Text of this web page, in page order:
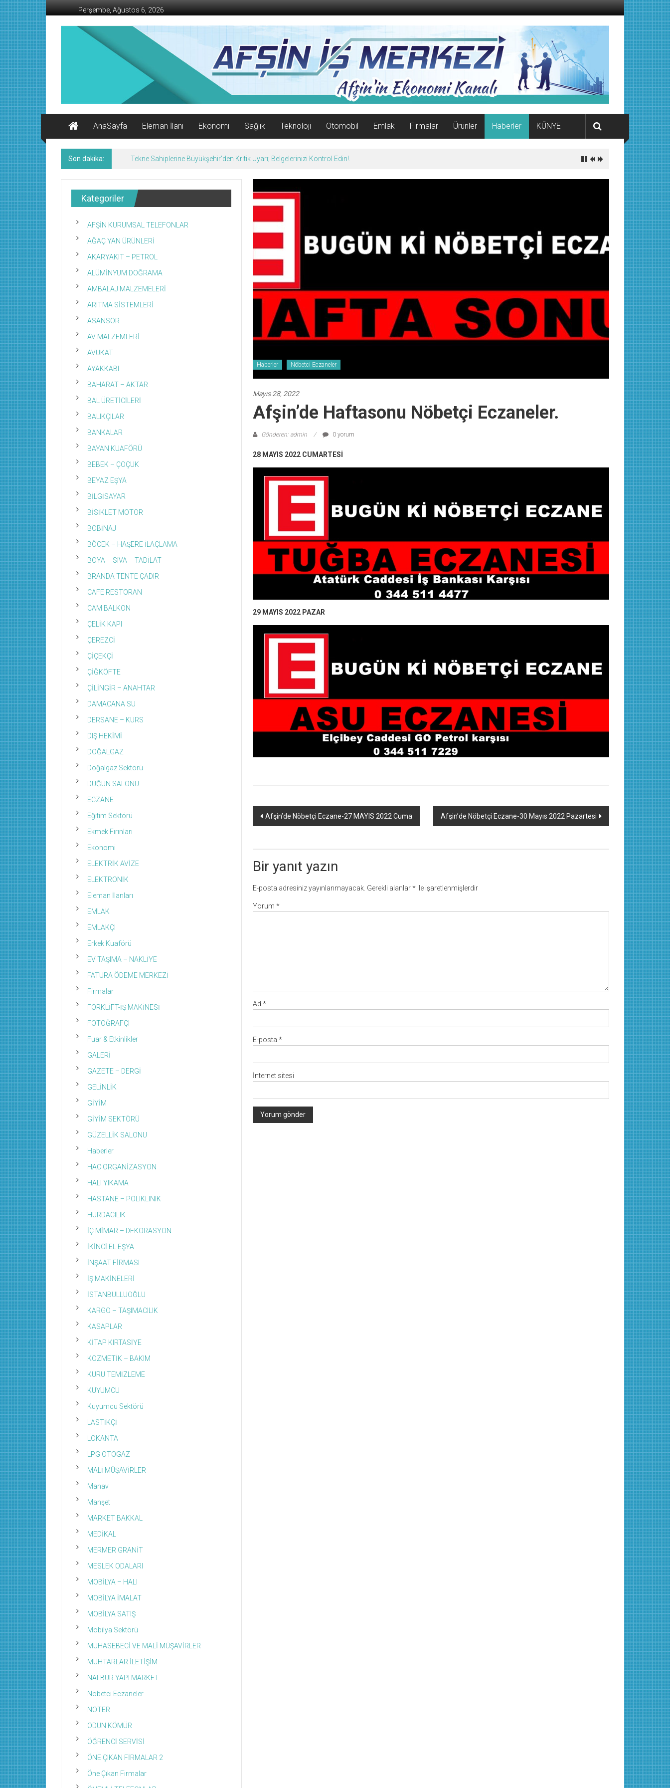
İçeriğe
geç
Perşembe, Ağustos 6, 2026
AFŞİN
Ekonomi
Kanalı
AnaSayfa
Eleman İlanı Ekonomi Sağlık Teknoloji Otomobil Emlak Firmalar Ürünler Haberler KÜNYE
Son dakika: Tekne Sahiplerine Büyükşehir’den Kritik Uyarı; Belgelerinizi Kontrol Edin!.
Haberler Nöbetci Eczaneler
Mayıs 28, 2022
Afşin’de Haftasonu Nöbetçi Eczaneler.
Gönderen: admin 0 yorum
28 MAYIS 2022 CUMARTESİ
29 MAYIS 2022 PAZAR
Yazı
Afşin’de Nöbetçi Eczane-27 MAYIS 2022 Cuma Afşin’de Nöbetçi Eczane-30 Mayıs 2022 Pazartesi
Bir yanıt yazın
E-posta adresiniz yayınlanmayacak. Gerekli alanlar* ile işaretlenmişlerdir
Yorum *
Ad *
E-posta *
İnternet sitesi
Kategoriler
AFŞİN KURUMSAL TELEFONLAR
AĞAÇ YAN ÜRÜNLERİ
AKARYAKIT – PETROL
ALÜMİNYUM DOĞRAMA
AMBALAJ MALZEMELERİ
ARITMA SİSTEMLERİ
ASANSÖR
AV MALZEMLERİ
AVUKAT
AYAKKABI
BAHARAT – AKTAR
BAL ÜRETİCİLERİ
BALIKÇILAR
BANKALAR
BAYAN KUAFÖRÜ
BEBEK – ÇOÇUK
BEYAZ EŞYA
BİLGİSAYAR
BİSİKLET MOTOR
BOBİNAJ
BÖCEK – HAŞERE İLAÇLAMA
BOYA – SIVA – TADİLAT
BRANDA TENTE ÇADIR
CAFE RESTORAN
CAM BALKON
ÇELİK KAPI
ÇEREZCİ
ÇİÇEKÇİ
ÇİĞKÖFTE
ÇİLİNGİR – ANAHTAR
DAMACANA SU
DERSANE – KURS
DIŞ HEKİMİ
DOĞALGAZ
Doğalgaz Sektörü
DÜĞÜN SALONU
ECZANE
Eğitim Sektörü
Ekmek Fırınları
Ekonomi
ELEKTRİK AVİZE
ELEKTRONİK
Eleman İlanları
EMLAK
EMLAKÇI
Erkek Kuaförü
EV TAŞIMA – NAKLİYE
FATURA ÖDEME MERKEZİ
Firmalar
FORKLİFT-İŞ MAKİNESİ
FOTOĞRAFÇI
Fuar & Etkinlikler
GALERİ
GAZETE – DERGİ
GELİNLİK
GİYİM
GİYİM SEKTÖRÜ
GÜZELLİK SALONU
Haberler
HAC ORGANİZASYON
HALI YIKAMA
HASTANE – POLIKLINIK
HURDACILIK
İÇ MİMAR – DEKORASYON
İKİNCİ EL EŞYA
İNŞAAT FİRMASI
İŞ MAKİNELERİ
İSTANBULLUOĞLU
KARGO – TAŞIMACILIK
KASAPLAR
KİTAP KIRTASİYE
KOZMETİK – BAKIM
KURU TEMİZLEME
KUYUMCU
Kuyumcu Sektörü
LASTİKÇİ
LOKANTA
LPG OTOGAZ
MALİ MÜŞAVİRLER
Manav
Manşet
MARKET BAKKAL
MEDİKAL
MERMER GRANİT
MESLEK ODALARI
MOBİLYA – HALI
MOBİLYA İMALAT
MOBİLYA SATIŞ
Mobilya Sektörü
MUHASEBECİ VE MALİ MÜŞAVİRLER
MUHTARLAR İLETİŞİM
NALBUR YAPI MARKET
Nöbetci Eczaneler
NOTER
ODUN KÖMÜR
ÖĞRENCİ SERVİSİ
ÖNE ÇIKAN FİRMALAR 2
Öne Çıkan Firmalar